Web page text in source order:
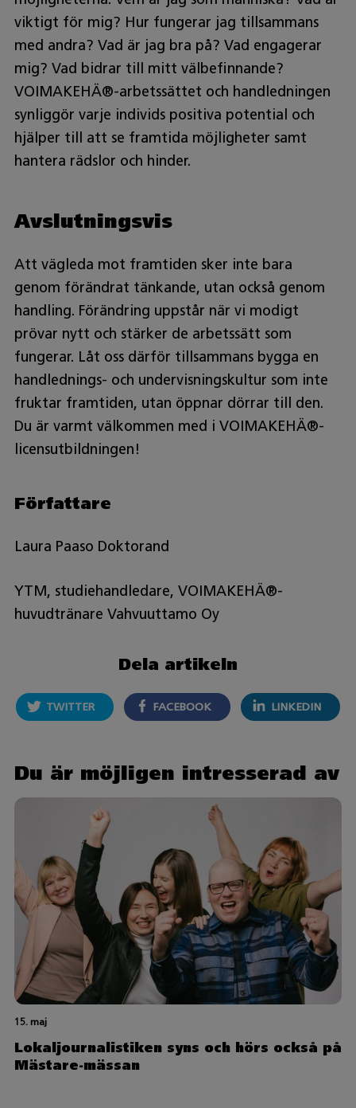
viktigt för mig? Hur fungerar jag tillsammans
med andra? Vad är jag bra på? Vad engagerar
mig? Vad bidrar till mitt välbefinnande?
VOIMAKEHÄ®-arbetssättet och handledningen
synliggör varje individs positiva potential och
hjälper till att se framtida möjligheter samt
hantera rädslor och hinder.
Avslutningsvis
Att vägleda mot framtiden sker inte bara
genom förändrat tänkande, utan också genom
handling. Förändring uppstår när vi modigt
prövar nytt och stärker de arbetssätt som
fungerar. Låt oss därför tillsammans bygga en
handlednings- och undervisningskultur som inte
fruktar framtiden, utan öppnar dörrar till den.
Du är varmt välkommen med i VOIMAKEHÄ®-
licensutbildningen!
Författare
Laura Paaso Doktorand
YTM, studiehandledare, VOIMAKEHÄ®-
huvudtränare Vahvuuttamo Oy
Dela artikeln
TWITTER FACEBOOK LINKEDIN
Du är möjligen intresserad av
15. maj
Lokaljournalistiken syns och hörs också på
Mästare-mässan